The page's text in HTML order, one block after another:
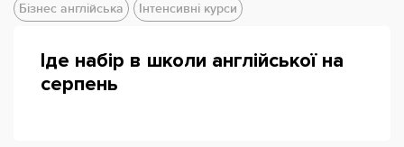
Бізнес англійська
Інтенсивні курси
Іде набір в школи англійської на
серпень